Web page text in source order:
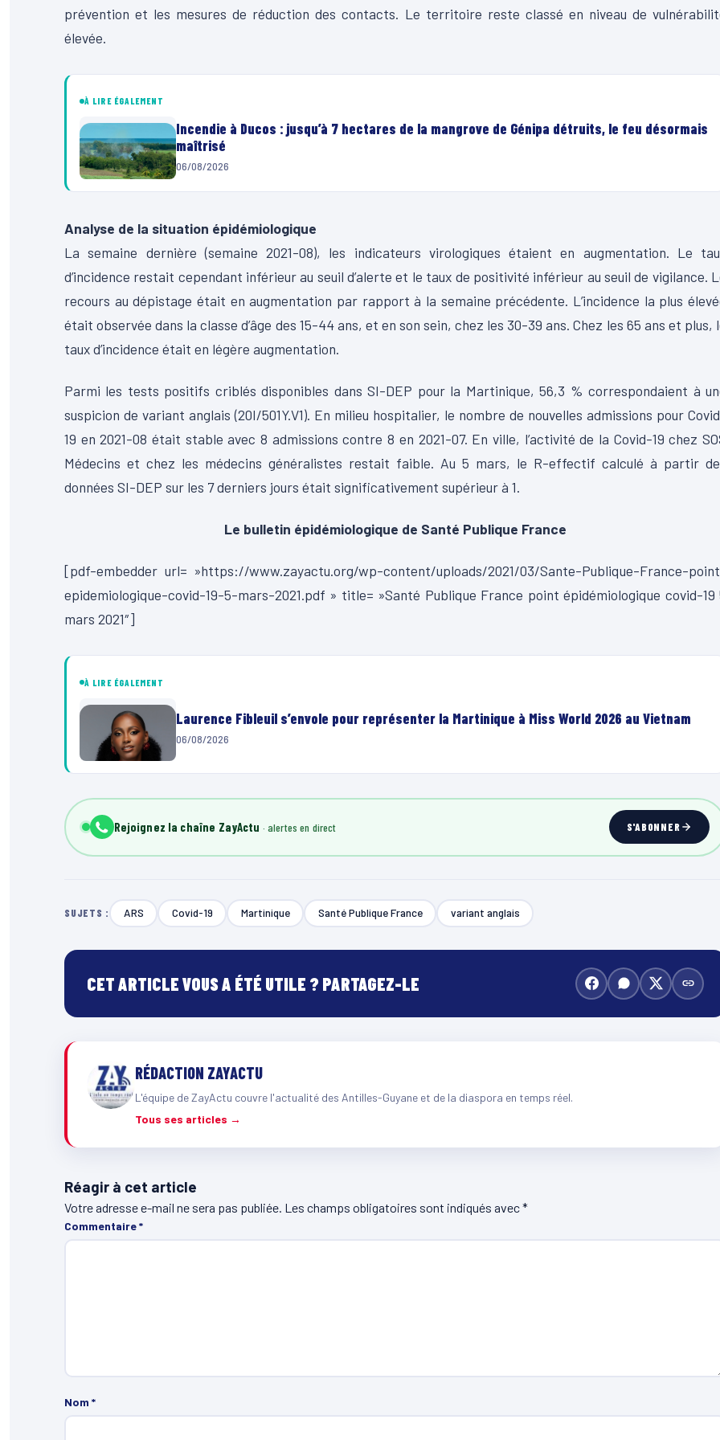
prévention et les mesures de réduction des contacts. Le territoire reste classé en niveau de
élevée.
À LIRE ÉGALEMENT
Incendie à Ducos : jusqu’à 7 hectares de la mangrove de Génipa détruits, le feu désormais
maîtrisé
06/08/2026
Analyse de la situation épidémiologique
La semaine dernière (semaine 2021-08), les indicateurs virologiques étaient en augmentation. Le
d’incidence restait cependant inférieur au seuil d’alerte et le taux de positivité inférieur au seuil de vigilance.
recours au dépistage était en augmentation par rapport à la semaine précédente. L’incidence la plus
était observée dans la classe d’âge des 15-44 ans, et en son sein, chez les 30-39 ans. Chez les 65 ans et plus,
taux d’incidence était en légère augmentation.
Parmi les tests positifs criblés disponibles dans SI-DEP pour la Martinique, 56,3 % correspondaient à
suspicion de variant anglais (20I/501Y.V1). En milieu hospitalier, le nombre de nouvelles admissions pour
19 en 2021-08 était stable avec 8 admissions contre 8 en 2021-07. En ville, l’activité de la Covid-19 chez
Médecins et chez les médecins généralistes restait faible. Au 5 mars, le R-effectif calculé à partir
données SI-DEP sur les 7 derniers jours était significativement supérieur à 1.
Le bulletin épidémiologique de Santé Publique France
[pdf-embedder url= »https://www.zayactu.org/wp-content/uploads/2021/03/Sante-Publique-France-
epidemiologique-covid-19-5-mars-2021.pdf » title= »Santé Publique France point épidémiologique covid-19
mars 2021″]
À LIRE ÉGALEMENT
Laurence Fibleuil s’envole pour représenter la Martinique à Miss World 2026 au Vietnam
06/08/2026
Rejoignez la chaîne ZayActu S'ABONNER
SUJETS : ARS Covid-19 Martinique Santé Publique France variant anglais
CET ARTICLE VOUS A ÉTÉ UTILE ? PARTAGEZ-LE
RÉDACTION ZAYACTU
L'équipe de ZayActu couvre l'actualité des Antilles-Guyane et de la diaspora en temps réel.
Tous ses articles →
Réagir à cet article
Votre adresse e-mail ne sera pas publiée. Les champs obligatoires sont indiqués avec*
Commentaire*
Nom *